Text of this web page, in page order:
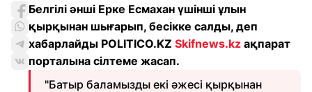
Белгілі әнші Ерке Есмахан үшінші ұлын
қырқынан шығарып, бесікке салды, деп
хабарлайды POLITICO.KZ Skifnews.kz ақпарат
порталына сілтеме жасап.
"Батыр баламызды екі әжесі қырқынан